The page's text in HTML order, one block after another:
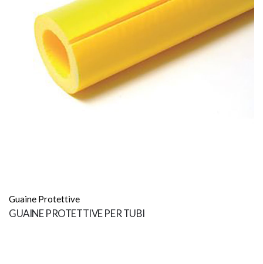
Guaine Protettive
GUAINE PROTETTIVE PER TUBI